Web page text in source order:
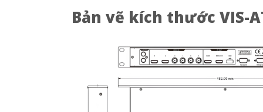
Bản vẽ kích thước VIS-